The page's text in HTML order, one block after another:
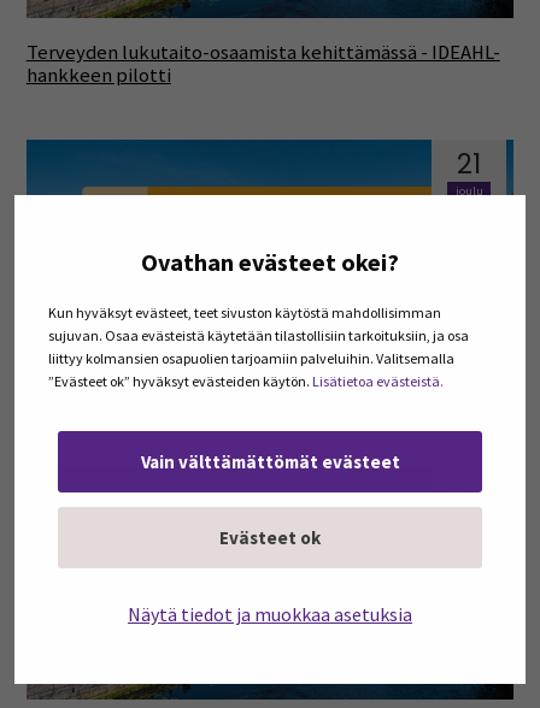
Ovathan evästeet okei?
Kun hyväksyt evästeet, teet sivuston käytöstä mahdollisimman
sujuvan. Osaa evästeistä käytetään tilastollisiin tarkoituksiin, ja osa
liittyy kolmansien osapuolien tarjoamiin palveluihin. Valitsemalla
”Evästeet ok” hyväksyt evästeiden käytön. Lisätietoa evästeistä.
Vain välttämättömät evästeet
Evästeet ok
Näytä tiedot ja muokkaa asetuksia
Terveyden lukutaito-osaamista kehittämässä - IDEAHL-
hankkeen pilotti
21
joulu
20